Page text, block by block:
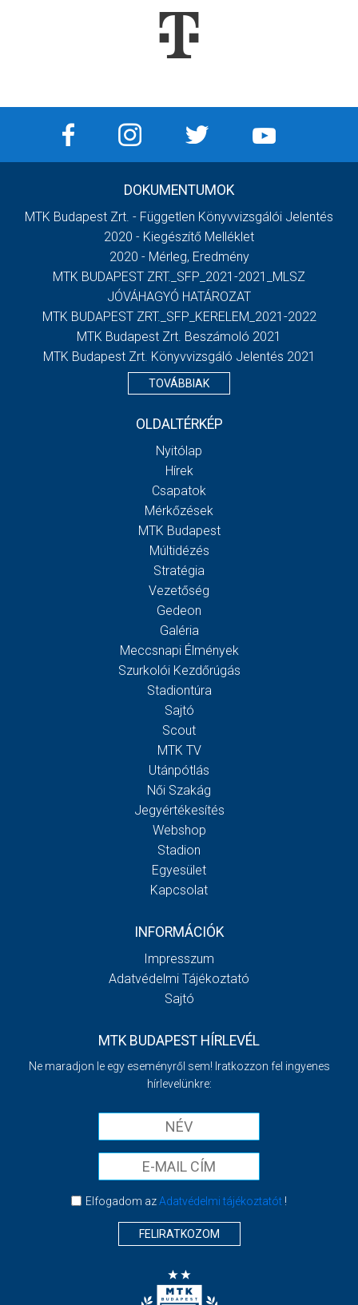
DOKUMENTUMOK
MTK Budapest Zrt. - Független Könyvvizsgálói Jelentés
2020 - Kiegészítő Melléklet
2020 - Mérleg, Eredmény
MTK BUDAPEST ZRT._SFP_2021-2021_MLSZ
JÓVÁHAGYÓ HATÁROZAT
MTK BUDAPEST ZRT._SFP_KERELEM_2021-2022
MTK Budapest Zrt. Beszámoló 2021
MTK Budapest Zrt. Könyvvizsgáló Jelentés 2021
TOVÁBBIAK
OLDALTÉRKÉP
Nyitólap
Hírek
Csapatok
Mérkőzések
MTK Budapest
Múltidézés
Stratégia
Vezetőség
Gedeon
Galéria
Meccsnapi Élmények
Szurkolói Kezdőrúgás
Stadiontúra
Sajtó
Scout
MTK TV
Utánpótlás
Női Szakág
Jegyértékesítés
Webshop
Stadion
Egyesület
Kapcsolat
INFORMÁCIÓK
Impresszum
Adatvédelmi Tájékoztató
Sajtó
MTK BUDAPEST HÍRLEVÉL
Ne maradjon le egy eseményről sem! Iratkozzon fel ingyenes
hírlevelünkre:
Elfogadom azAdatvédelmi tájékoztatót!
FELIRATKOZOM